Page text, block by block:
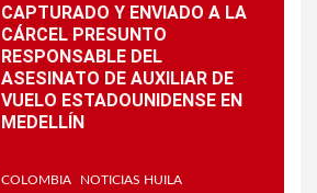
CAPTURADO Y ENVIADO A LA
CÁRCEL PRESUNTO
RESPONSABLE DEL
ASESINATO DE AUXILIAR DE
VUELO ESTADOUNIDENSE EN
MEDELLÍN
COLOMBIA NOTICIAS HUILA